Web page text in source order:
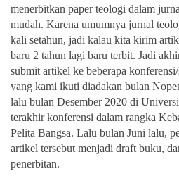
menerbitkan paper teologi dalam
mudah. Karena umumnya jurnal
kali setahun, jadi kalau kita kirim
baru 2 tahun lagi baru terbit. Jadi
submit artikel ke beberapa
yang kami ikuti diadakan bulan
lalu bulan Desember 2020 di
terakhir konferensi dalam rangka
Pelita Bangsa. Lalu bulan Juni lalu,
artikel tersebut menjadi draft buku,
penerbitan.